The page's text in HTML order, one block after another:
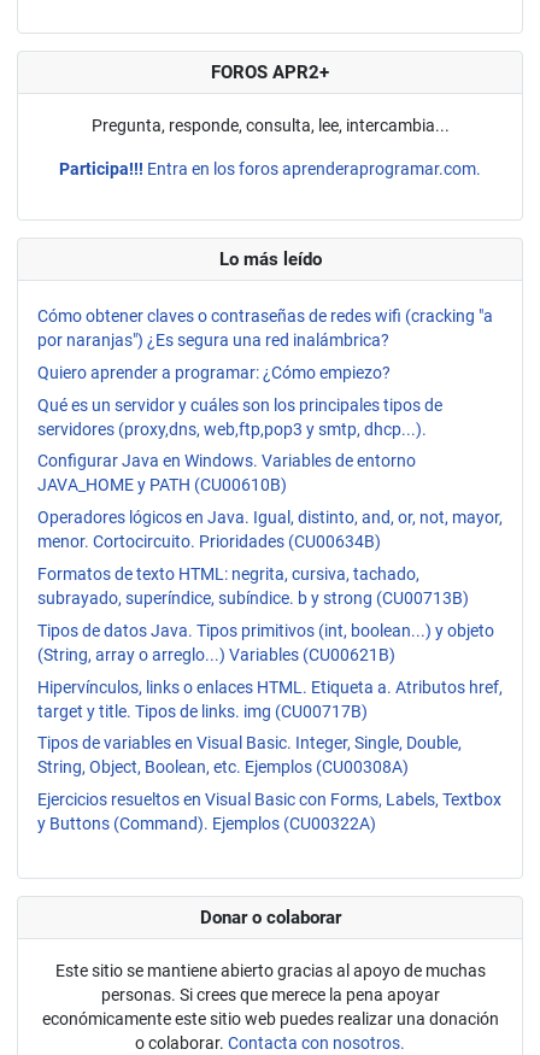
FOROS APR2+
Pregunta, responde, consulta, lee, intercambia...
Participa!!! Entra en los foros aprenderaprogramar.com.
Lo más leído
Cómo obtener claves o contraseñas de redes wifi (cracking "a
por naranjas") ¿Es segura una red inalámbrica?
Quiero aprender a programar: ¿Cómo empiezo?
Qué es un servidor y cuáles son los principales tipos de
servidores (proxy,dns, web,ftp,pop3 y smtp, dhcp...).
Configurar Java en Windows. Variables de entorno
JAVA_HOME y PATH (CU00610B)
Operadores lógicos en Java. Igual, distinto, and, or, not, mayor,
menor. Cortocircuito. Prioridades (CU00634B)
Formatos de texto HTML: negrita, cursiva, tachado,
subrayado, superíndice, subíndice. b y strong (CU00713B)
Tipos de datos Java. Tipos primitivos (int, boolean...) y objeto
(String, array o arreglo...) Variables (CU00621B)
Hipervínculos, links o enlaces HTML. Etiqueta a. Atributos href,
target y title. Tipos de links. img (CU00717B)
Tipos de variables en Visual Basic. Integer, Single, Double,
String, Object, Boolean, etc. Ejemplos (CU00308A)
Ejercicios resueltos en Visual Basic con Forms, Labels, Textbox
y Buttons (Command). Ejemplos (CU00322A)
Donar o colaborar
Este sitio se mantiene abierto gracias al apoyo de muchas
personas. Si crees que merece la pena apoyar
económicamente este sitio web puedes realizar una donación
o colaborar. Contacta con nosotros.